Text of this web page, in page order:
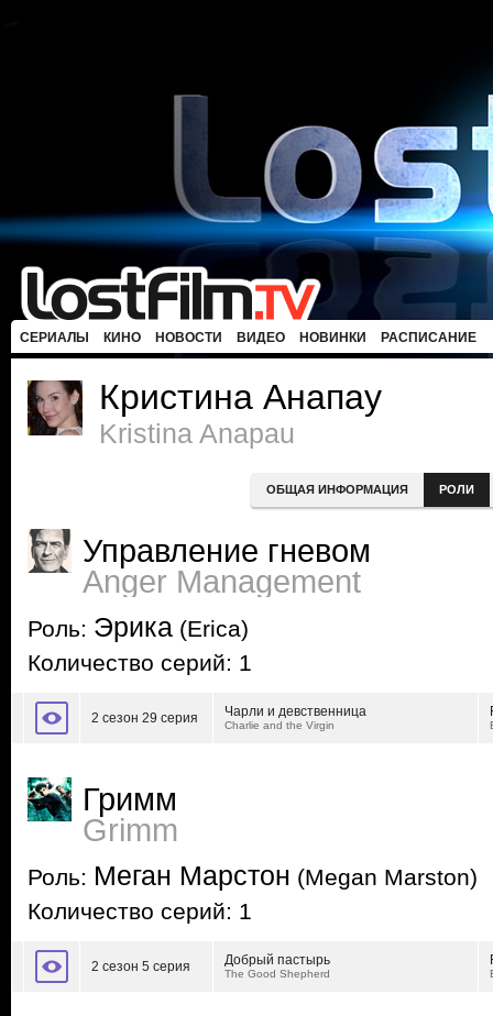
СЕРИАЛЫ КИНО НОВОСТИ ВИДЕО НОВИНКИ РАСПИСАНИЕ
Кристина Анапау
Kristina Anapau
ОБЩАЯ ИНФОРМАЦИЯ РОЛИ
Управление гневом
Anger Management
Роль: Эрика (Erica)
Количество серий: 1
2 сезон 29 серия Чарли и девственница
Charlie and the Virgin
Гримм
Grimm
Роль: Меган Марстон (Megan Marston)
Количество серий: 1
2 сезон 5 серия Добрый пастырь
The Good Shepherd